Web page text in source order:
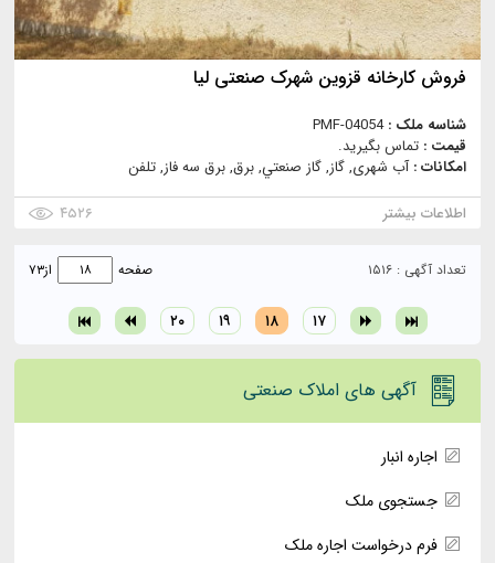
فروش کارخانه قزوین شهرک صنعتی لیا
شناسه ملک :PMF-04054
قیمت : تماس بگیرید.
امکانات :آب شهری, گاز, گاز صنعتي, برق, برق سه فاز, تلفن
اطلاعات بیشتر
۴۵۲۶
تعداد آگهی : ۱۵۱۶
۱۷ ۱۸ ۱۹ ۲۰
صفحه از۷۳
آگهی های املاک صنعتی
اجاره انبار
جستجوی ملک
فرم درخواست اجاره ملک